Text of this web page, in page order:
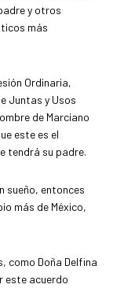
y otros
más
Ordinaria,
Juntas y Usos
de Marciano
este es el
tendrá su padre.
sueño, entonces
más de México,
como Doña Delfina
este acuerdo